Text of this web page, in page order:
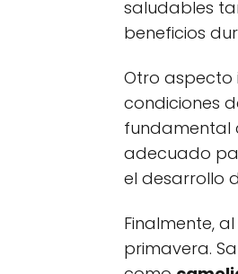
saludables
beneficios
Otro aspecto
condiciones
fundamental
adecuado
el desarrollo
Finalmente,
primavera.